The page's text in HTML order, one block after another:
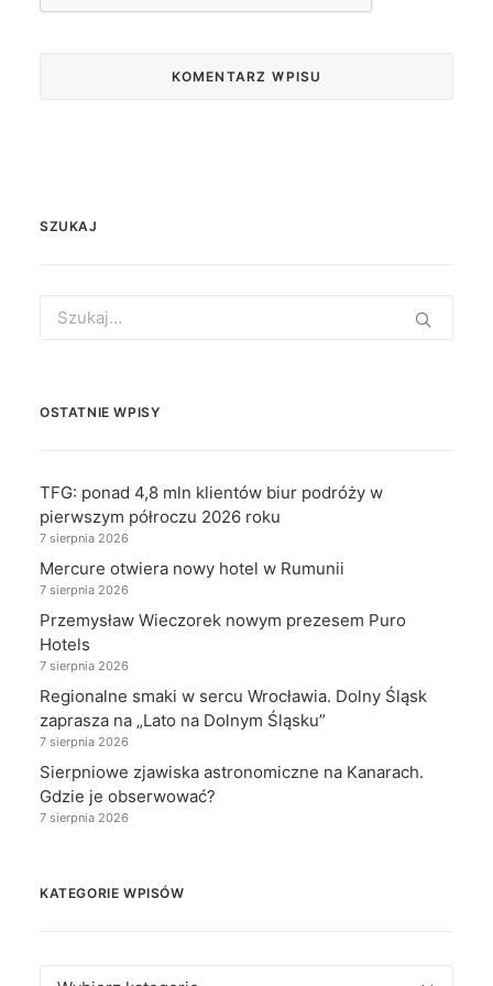
SZUKAJ
for:
OSTATNIE WPISY
TFG: ponad 4,8 mln klientów biur podróży w
pierwszym półroczu 2026 roku
7 sierpnia 2026
Mercure otwiera nowy hotel w Rumunii
7 sierpnia 2026
Przemysław Wieczorek nowym prezesem Puro
Hotels
7 sierpnia 2026
Regionalne smaki w sercu Wrocławia. Dolny Śląsk
zaprasza na „Lato na Dolnym Śląsku”
7 sierpnia 2026
Sierpniowe zjawiska astronomiczne na Kanarach.
Gdzie je obserwować?
7 sierpnia 2026
KATEGORIE WPISÓW
Kategorie